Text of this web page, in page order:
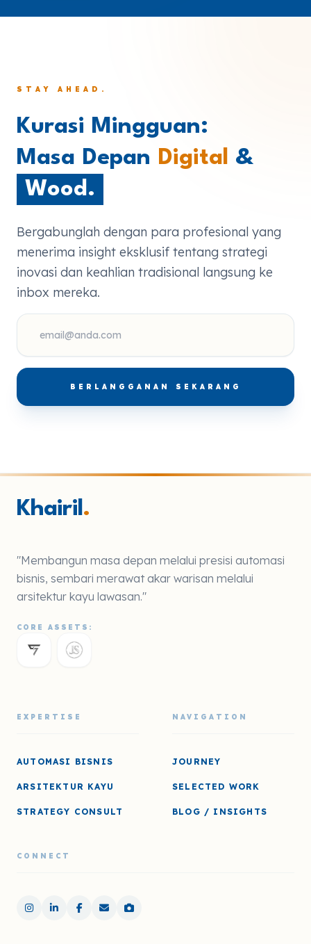
STAY AHEAD.
Kurasi Mingguan:
Masa Depan Digital &
Wood.
Bergabunglah dengan para profesional yang
menerima insight eksklusif tentang strategi
inovasi dan keahlian tradisional langsung ke
inbox mereka.
BERLANGGANAN SEKARANG
Khairil.
"Membangun masa depan melalui presisi automasi
bisnis, sembari merawat akar warisan melalui
arsitektur kayu lawasan."
CORE ASSETS:
EXPERTISE
AUTOMASI BISNIS
ARSITEKTUR KAYU
STRATEGY CONSULT
NAVIGATION
JOURNEY
SELECTED WORK
BLOG / INSIGHTS
CONNECT